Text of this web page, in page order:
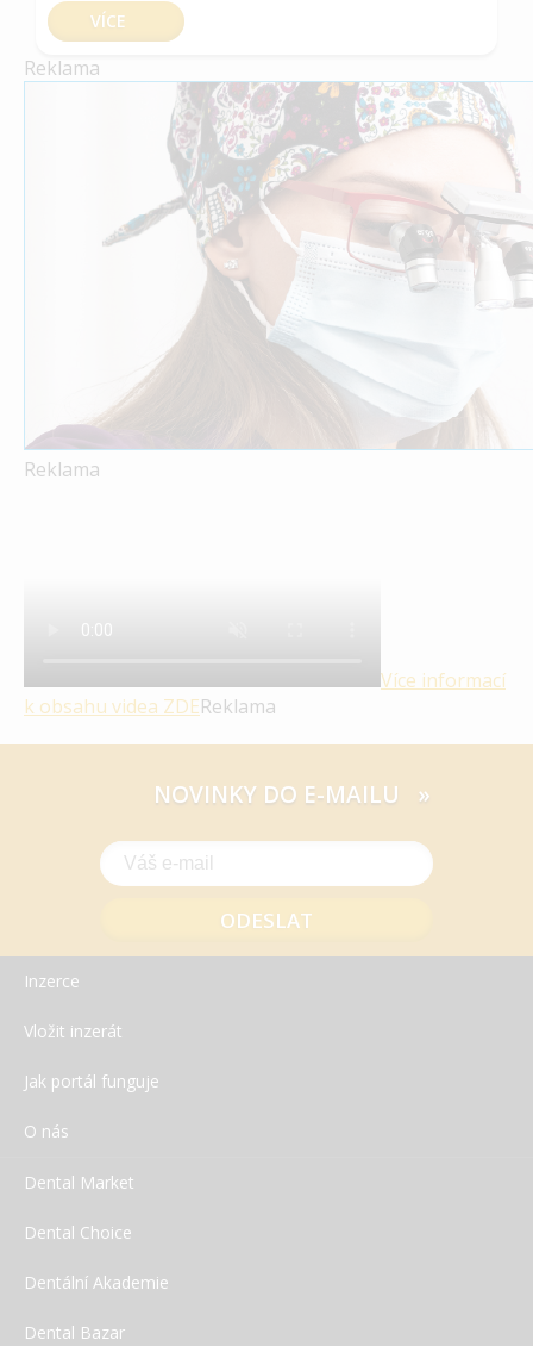
VÍCE
Reklama
Reklama
Více informací
k obsahu videa ZDEReklama
NOVINKY DO E-MAILU »
Inzerce
Vložit inzerát
Jak portál funguje
O nás
Dental Market
Dental Choice
Dentální Akademie
Dental Bazar